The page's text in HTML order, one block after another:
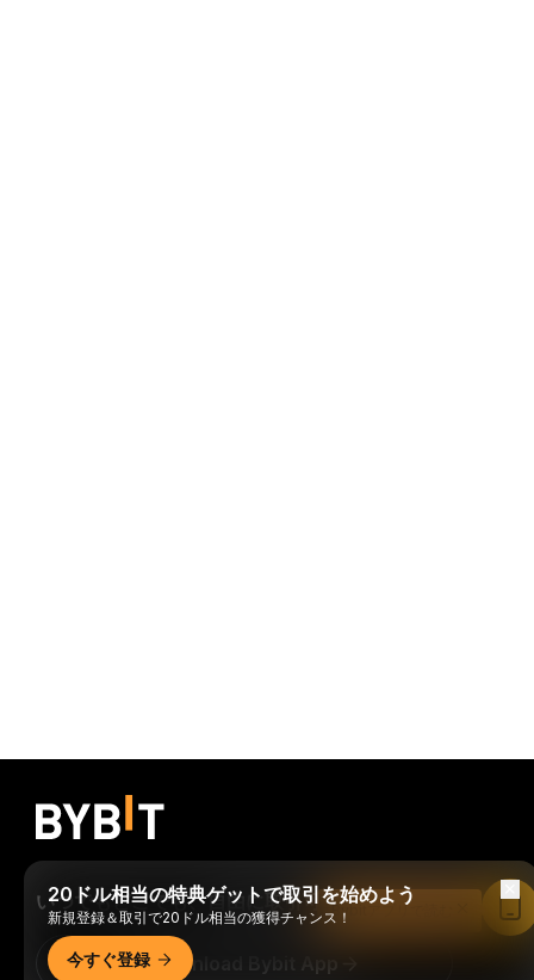
いつでもどこでも、自由に取引可能！
Download Bybit App
20ドル相当の特典ゲットで取引を始めよう
新規登録＆取引で20ドル相当の獲得チャンス！
今すぐ登録
Bybitアプリで読む